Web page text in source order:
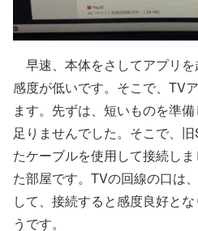
早速、本体をさしてアプリを
感度が低いです。そこで、TV
ます。先ずは、短いものを準
足りませんでした。そこで、
たケーブルを使用して接続し
た部屋です。TVの回線の口は
して、接続すると感度良好と
うです。